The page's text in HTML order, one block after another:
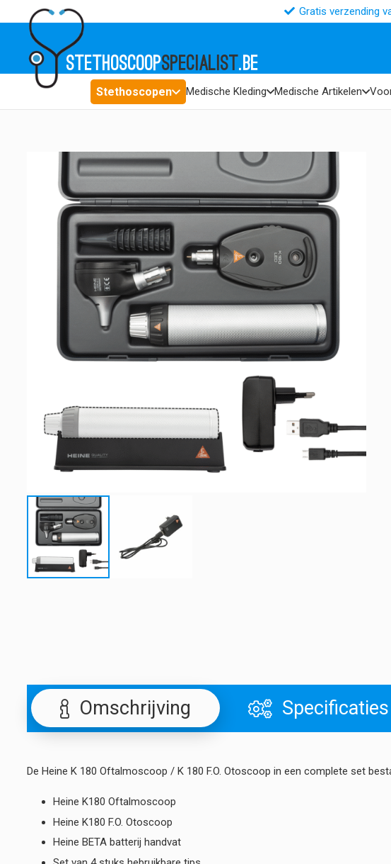
Gratis verzending
STETHOSCOOPSPECIALIST.BE
Stethoscopen Medische Kleding Medische Artikelen
Omschrijving Specificaties
De Heine K 180 Oftalmoscoop / K 180 F.O. Otoscoop in een complete set
Heine K180 Oftalmoscoop
Heine K180 F.O. Otoscoop
Heine BETA batterij handvat